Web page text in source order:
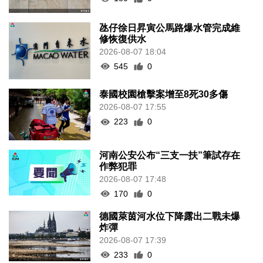
氹仔徐日昇寅公馬路爆水管完成維
修恢復供水
2026-08-07 18:04
545
0
泰國校園槍擊案增至8死30多傷
2026-08-07 17:55
223
0
河南公安公布“三支一扶”筆試存在
作弊犯罪
2026-08-07 17:48
170
0
德國萊茵河水位下降露出二戰未爆
炸彈
2026-08-07 17:39
233
0